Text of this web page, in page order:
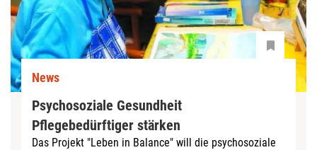
News
Psychosoziale Gesundheit
Pflegebedürftiger stärken
Das Projekt "Leben in Balance" will die psychosoziale